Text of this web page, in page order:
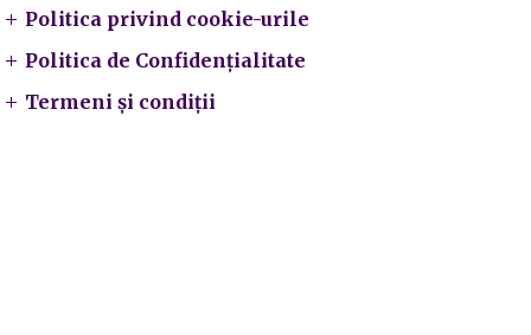
Politica privind cookie-urile
Politica de Confidențialitate
Termeni și condiții